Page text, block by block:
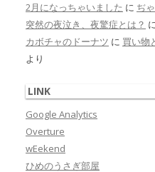
2月になっちゃいました に ぢゃ
突然の夜泣き、夜驚症とは？
カボチャのドーナツ に 買い物
より
LINK
Google Analytics
Overture
wEekend
ひめのうさぎ部屋